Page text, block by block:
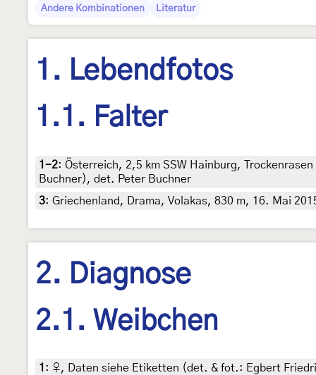
Andere Kombinationen Literatur
1. Lebendfotos
1.1. Falter
1-2: Österreich, 2,5 km SSW Hainburg,
Buchner), det. Peter Buchner
3: Griechenland, Drama, Volakas, 830 m, 16. Mai
2. Diagnose
2.1. Weibchen
1 : ♀, Daten siehe Etiketten (det. & fot.: Egbert